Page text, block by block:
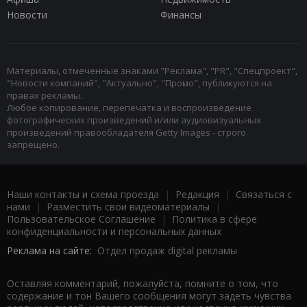
Новости
Финансы
Материалы, отмеченные знаками "Реклама", "PR", "Спецпроект",
"Новости компаний", "Актуально", "Промо", публикуются на
правах рекламы.
Любое копирование, перепечатка и воспроизведение
фотографических произведений и/или аудиовизуальных
произведений правообладателя Getty Images - строго
запрещено.
Наши контакты и схема проезда | Редакция | Связаться с
нами | Разместить свои видеоматериалы |
Пользовательское Соглашение |
Политика в сфере
конфиденциальности и персональных данных
Реклама на сайте: Отдел продаж digital рекламы
Оставляя комментарий, пожалуйста, помните о том, что
содержание и тон Вашего сообщения могут задеть чувства